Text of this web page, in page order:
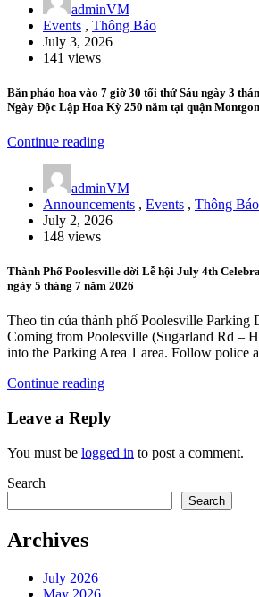
adminVM
Events , Thông Báo
July 3, 2026
141 views
Bắn pháo hoa vào 7 giờ 30 tối thứ Sáu ngày 3
Ngày Độc Lập Hoa Kỳ 250 năm tại quận
Continue reading
adminVM
Announcements , Events , Thông Báo
July 2, 2026
148 views
Thành Phố Poolesville dời Lễ hội July 4th
ngày 5 tháng 7 năm 2026
Theo tin của thành phố Poolesville Parking
Coming from Poolesville (Sugarland Rd –
into the Parking Area 1 area. Follow police
Continue reading
Leave a Reply
You must be logged in to post a comment.
Search
Search
Archives
July 2026
May 2026